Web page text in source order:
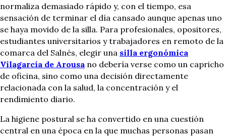
normaliza demasiado rápido y, con el tiempo, esa
sensación de terminar el día cansado aunque apenas uno
se haya movido de la silla. Para profesionales, opositores,
estudiantes universitarios y trabajadores en remoto de la
comarca del Salnés, elegir una silla ergonómica
Vilagarcía de Arousa no debería verse como un capricho
de oficina, sino como una decisión directamente
relacionada con la salud, la concentración y el
rendimiento diario.
La higiene postural se ha convertido en una cuestión
central en una época en la que muchas personas pasan